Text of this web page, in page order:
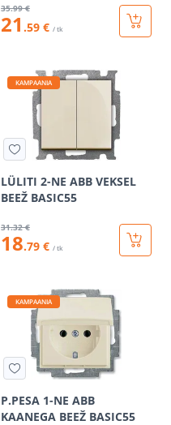
35.99 €
21 .59 € / tk
KAMPAANIA
LÜLITI 2-NE ABB VEKSEL
BEEŽ BASIC55
31.32 €
18.79 € / tk
KAMPAANIA
P.PESA 1-NE ABB
KAANEGA BEEŽ BASIC55